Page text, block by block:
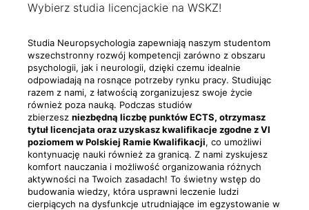
Wybierz studia licencjackie na WSKZ!
Studia Neuropsychologia zapewniają naszym studentom
wszechstronny rozwój kompetencji zarówno z obszaru
psychologii, jak i neurologii, dzięki czemu idealnie
odpowiadają na rosnące potrzeby rynku pracy. Studiując
razem z nami, z łatwością zorganizujesz swoje życie
również poza nauką. Podczas studiów
zbierzeszniezbędną liczbę punktów ECTS, otrzymasz
tytuł licencjata oraz uzyskasz kwalifikacje zgodne z VI
poziomem w Polskiej Ramie Kwalifikacji, co umożliwi
kontynuację nauki również za granicą. Z nami zyskujesz
komfort nauczania i możliwość organizowania różnych
aktywności na Twoich zasadach! To świetny wstęp do
budowania wiedzy, która usprawni leczenie ludzi
cierpiących na dysfunkcje utrudniające im egzystowanie w